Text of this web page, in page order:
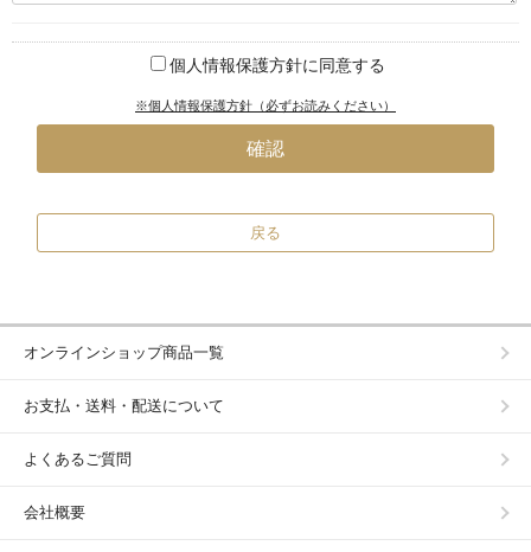
個人情報保護方針に同意する
※個人情報保護方針（必ずお読みください）
オンラインショップ商品一覧
お支払・送料・配送について
よくあるご質問
会社概要